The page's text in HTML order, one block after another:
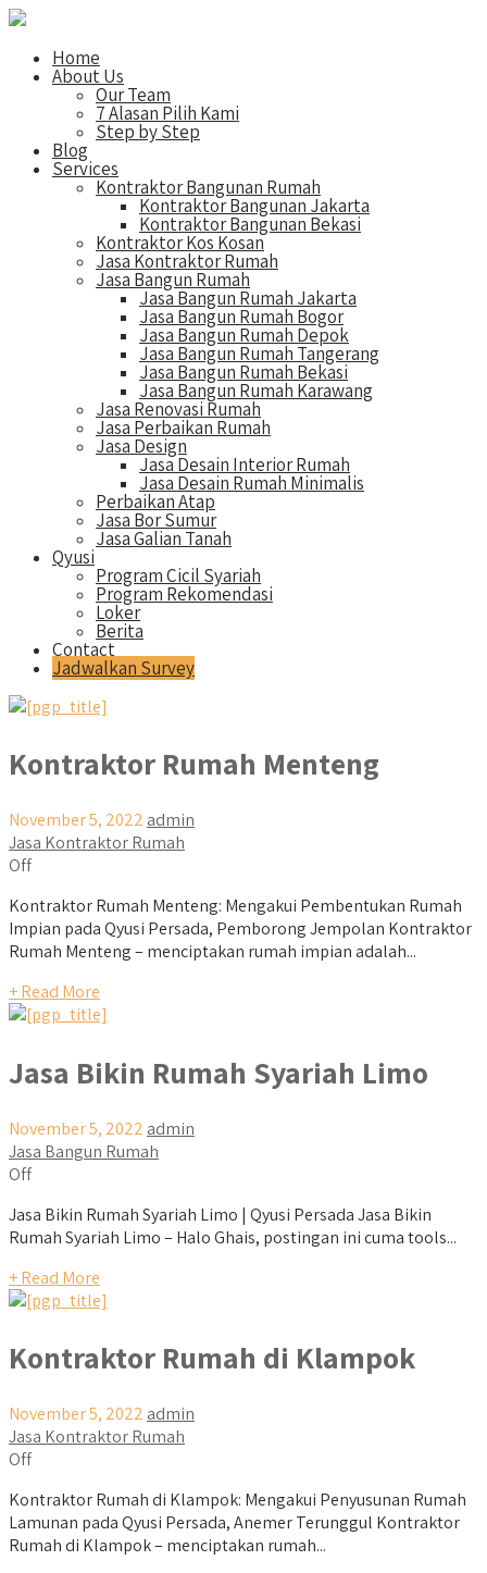
Home
About Us
Our Team
7 Alasan Pilih Kami
Step by Step
Blog
Services
Kontraktor Bangunan Rumah
Kontraktor Bangunan Jakarta
Kontraktor Bangunan Bekasi
Kontraktor Kos Kosan
Jasa Kontraktor Rumah
Jasa Bangun Rumah
Jasa Bangun Rumah Jakarta
Jasa Bangun Rumah Bogor
Jasa Bangun Rumah Depok
Jasa Bangun Rumah Tangerang
Jasa Bangun Rumah Bekasi
Jasa Bangun Rumah Karawang
Jasa Renovasi Rumah
Jasa Perbaikan Rumah
Jasa Design
Jasa Desain Interior Rumah
Jasa Desain Rumah Minimalis
Perbaikan Atap
Jasa Bor Sumur
Jasa Galian Tanah
Qyusi
Program Cicil Syariah
Program Rekomendasi
Loker
Berita
Contact
Jadwalkan Survey
Kontraktor Rumah Menteng
November 5, 2022 admin
Jasa Kontraktor Rumah
Off
Kontraktor Rumah Menteng: Mengakui Pembentukan Rumah
Impian pada Qyusi Persada, Pemborong Jempolan Kontraktor
Rumah Menteng – menciptakan rumah impian adalah...
+ Read More
Jasa Bikin Rumah Syariah Limo
November 5, 2022 admin
Jasa Bangun Rumah
Off
Jasa Bikin Rumah Syariah Limo | Qyusi Persada Jasa Bikin
Rumah Syariah Limo – Halo Ghais, postingan ini cuma tools...
+ Read More
Kontraktor Rumah di Klampok
November 5, 2022 admin
Jasa Kontraktor Rumah
Off
Kontraktor Rumah di Klampok: Mengakui Penyusunan Rumah
Lamunan pada Qyusi Persada, Anemer Terunggul Kontraktor
Rumah di Klampok – menciptakan rumah...